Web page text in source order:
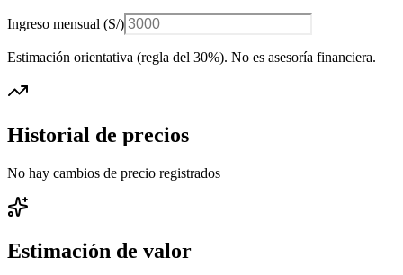
Ingreso mensual (S/)
Estimación orientativa (regla del 30%). No es asesoría financiera.
Historial de precios
No hay cambios de precio registrados
Estimación de valor